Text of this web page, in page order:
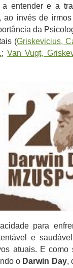
entender e a
ao invés de
da
(Griskevicius,
;Van Vugt,
para
e
atuais. E como
o Darwin Day,